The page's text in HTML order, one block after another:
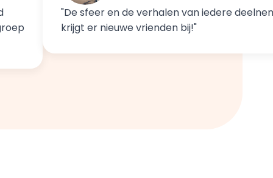
"De sfeer en de verhalen van iedere
krijgt er nieuwe vrienden bij!"